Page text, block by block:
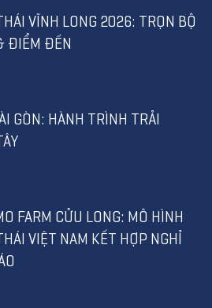
VĨNH LONG 2026: TRỌN BỘ
ĐIỂM ĐẾN
GÒN: HÀNH TRÌNH TRẢI
FARM CỬU LONG: MÔ HÌNH
VIỆT NAM KẾT HỢP NGHỈ